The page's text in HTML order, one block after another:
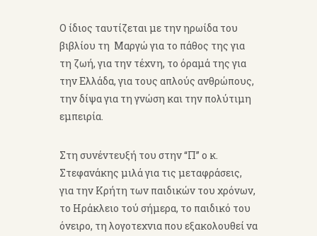
Ο ίδιος ταυτίζεται με την ηρωίδα του
βιβλίου τη Μαργώ για το πάθος της για
τη ζωή, για την τέχνη, το όραμά της για
την Ελλάδα, για τους απλούς ανθρώπους,
την δίψα για τη γνώση και την πολύτιμη
εμπειρία.
Στη συνέντευξή του στην “Π” ο κ.
Στεφανάκης μιλά για τις μεταφράσεις,
για την Κρήτη των παιδικών του χρόνων,
το Ηράκλειο τού σήμερα, το παιδικό του
όνειρο, τη λογοτεχνια που εξακολουθεί να